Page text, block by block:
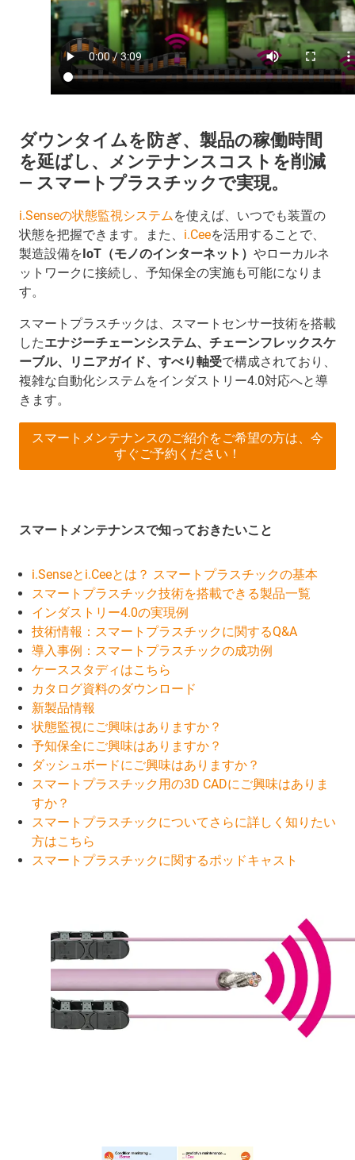
ダウンタイムを防ぎ、製品の稼働時間
を延ばし、メンテナンスコストを削減
― スマートプラスチックで実現。
i.Senseの状態監視システムを使えば、いつでも装置の
状態を把握できます。また、 i.Ceeを活用することで、
製造設備をIoT（モノのインターネット） やローカルネ
ットワークに接続し、予知保全の実施も可能になりま
す。
スマートプラスチックは、スマートセンサー技術を搭載
したエナジーチェーンシステム、チェーンフレックスケ
ーブル、リニアガイド、すべり軸受で構成されており、
複雑な自動化システムをインダストリー4.0対応へと導
きます。
スマートメンテナンスのご紹介をご希望の方は、今
すぐご予約ください！
スマートメンテナンスで知っておきたいこと
i.Senseとi.Ceeとは？ スマートプラスチックの基本
スマートプラスチック技術を搭載できる製品一覧
インダストリー4.0の実現例
技術情報：スマートプラスチックに関するQ&A
導入事例：スマートプラスチックの成功例
ケーススタディはこちら
カタログ資料のダウンロード
新製品情報
状態監視にご興味はありますか？
予知保全にご興味はありますか？
ダッシュボードにご興味はありますか？
スマートプラスチック用の3D CADにご興味はありま
すか？
スマートプラスチックについてさらに詳しく知りたい
方はこちら
スマートプラスチックに関するポッドキャスト